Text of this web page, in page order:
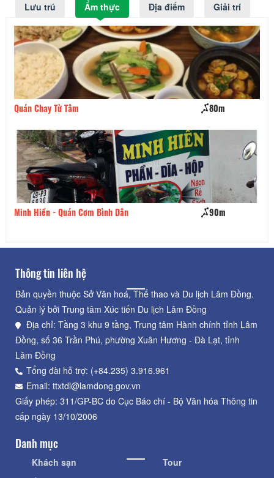
Lưu trú Ẩm thực Địa điểm Giải trí
Quán Chay Từ Tâm 80m
Minh Hiền - Quán Cơm Bình Dân 90m
Thông tin liên hệ
Bản quyền thuộc Sở Văn hoá, Thể thao và Du lịch Lâm Đồng.
Quản lý bởi Trung tâm Xúc tiến Du lịch Lâm Đồng
Địa chỉ: Tầng 3 khu 9 tầng, Trung tâm Hành chính tỉnh Lâm
Đồng, số 36 Trần Phú, phường Xuân Hương - Đà Lạt, tỉnh
Lâm Đồng
Tổng đài hỗ trợ: (+84.235) 3.916.961
Email: ttxtdl@lamdong.gov.vn
Giấy phép: 311/GP-BC do Cục Báo chí - Bộ Văn hóa Thông tin
cấp ngày 13/10/2006
Danh mục
Khách sạn Tour